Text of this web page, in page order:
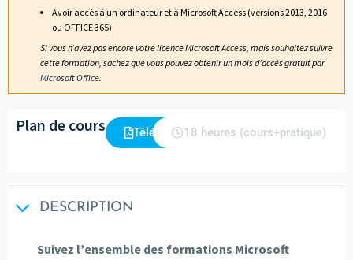
Avoir accès à un ordinateur et à Microsoft Access (versions 2013, 2016
ou OFFICE 365).
Si vous n’avez pas encore votre licence Microsoft Access, mais souhaitez suivre
cette formation, sachez que vous pouvez obtenir un mois d’accès gratuit par
Microsoft Office.
Plan de cours Télécharger18 heures (cours+pratique)
DESCRIPTION
Suivez l’ensemble des formations Microsoft